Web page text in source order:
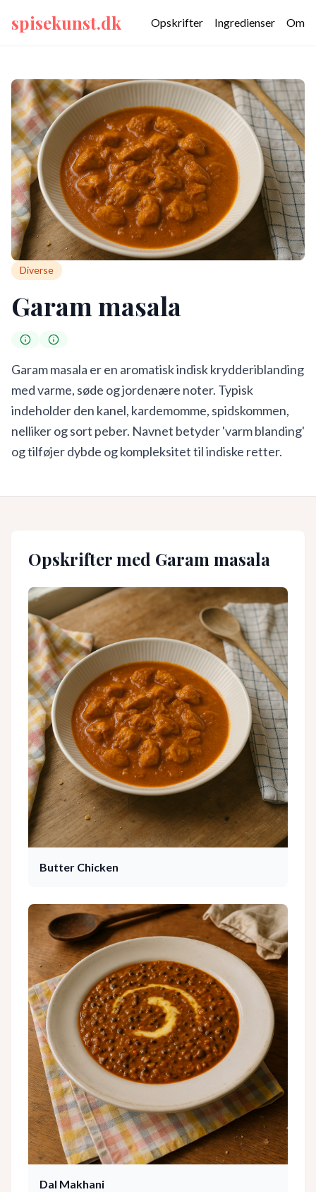
spisekunst.dk Opskrifter Ingredienser Om
Diverse
Garam masala
Garam masala er en aromatisk indisk krydderiblanding
med varme, søde og jordenære noter. Typisk
indeholder den kanel, kardemomme, spidskommen,
nelliker og sort peber. Navnet betyder 'varm blanding'
og tilføjer dybde og kompleksitet til indiske retter.
Opskrifter med Garam masala
Butter Chicken
Dal Makhani